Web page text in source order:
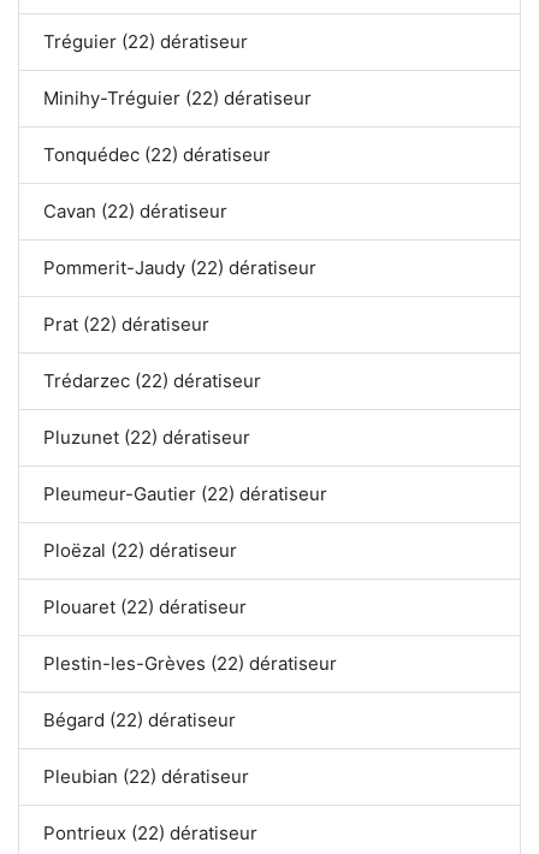
Tréguier (22) dératiseur
Minihy-Tréguier (22) dératiseur
Tonquédec (22) dératiseur
Cavan (22) dératiseur
Pommerit-Jaudy (22) dératiseur
Prat (22) dératiseur
Trédarzec (22) dératiseur
Pluzunet (22) dératiseur
Pleumeur-Gautier (22) dératiseur
Ploëzal (22) dératiseur
Plouaret (22) dératiseur
Plestin-les-Grèves (22) dératiseur
Bégard (22) dératiseur
Pleubian (22) dératiseur
Pontrieux (22) dératiseur